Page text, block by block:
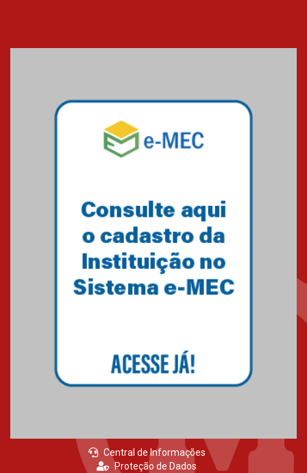
Mackenzie mobiliza campanha
solidária para apoiar famílias em
Minas Gerais
Primeiro culto do ano ressalta o
27.02.2026
Central de Informações
Proteção de Dados